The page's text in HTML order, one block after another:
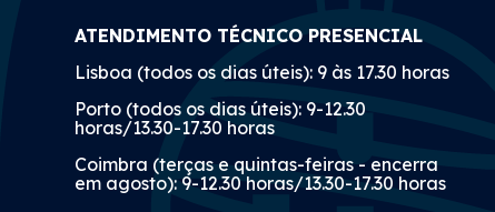
ATENDIMENTO TÉCNICO PRESENCIAL
Lisboa (todos os dias úteis): 9 às 17.30 horas
Porto (todos os dias úteis): 9-12.30
horas/13.30-17.30 horas
Coimbra (terças e quintas-feiras - encerra
em agosto): 9-12.30 horas/13.30-17.30 horas